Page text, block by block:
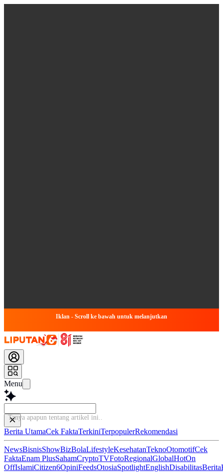
Iklan - Scroll ke bawah untuk melanjutkan
Menu
Tanya apapun tentang
Berita UtamaCek FaktaTerkiniTerpopulerRekomendasi
NewsBisnisShowBizBolaLifestyleKesehatanTeknoOtomotifCek
FaktaEnam PlusSahamCryptoTVFotoRegionalGlobalHotOn
OffIslamiCitizen6OpiniFeedsOtosiaSpotlightEnglishDisabilitasBerita